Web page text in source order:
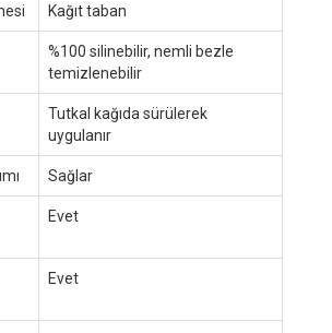
Kağıt taban
%100 silinebilir, nemli bezle
temizlenebilir
Tutkal kağıda sürülerek
uygulanır
Sağlar
Evet
Evet